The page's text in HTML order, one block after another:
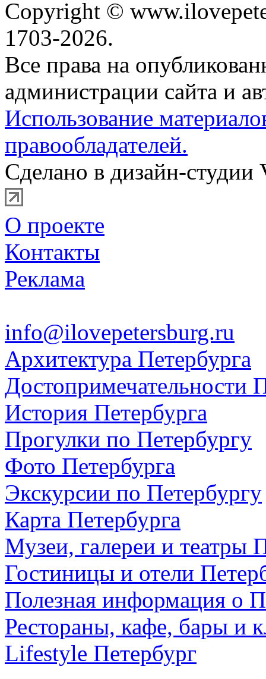
Copyright ©
1703-2026.
Все права на
администрации сайта и
Использование
правообладателей.
Сделано в дизайн-студии
О проекте
Контакты
Реклама
info@ilovepetersburg.ru
Архитектура Петербурга
Достопримечательности
История Петербурга
Прогулки по Петербургу
Фото Петербурга
Экскурсии по Петербургу
Карта Петербурга
Музеи, галереи и театры
Гостиницы и отели
Полезная информация о
Рестораны, кафе, бары и
Lifestyle Петербург